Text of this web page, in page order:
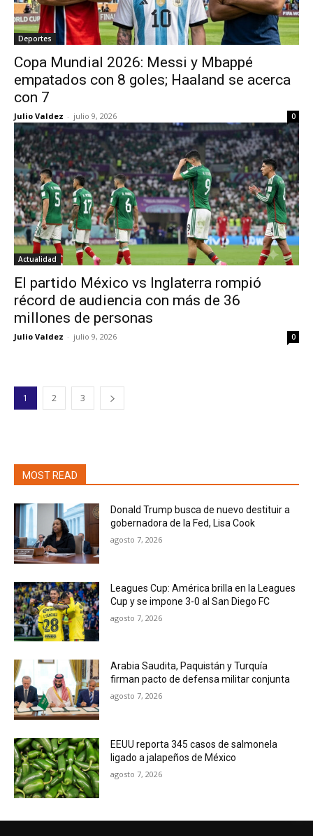
Deportes
Copa Mundial 2026: Messi y Mbappé
empatados con 8 goles; Haaland se acerca
con 7
Julio Valdez - julio 9, 2026 0
Actualidad
El partido México vs Inglaterra rompió
récord de audiencia con más de 36
millones de personas
Julio Valdez - julio 9, 2026 0
1 2 3
MOST READ
Donald Trump busca de nuevo destituir a
gobernadora de la Fed, Lisa Cook
agosto 7, 2026
Leagues Cup: América brilla en la Leagues
Cup y se impone 3-0 al San Diego FC
agosto 7, 2026
Arabia Saudita, Paquistán y Turquía
firman pacto de defensa militar conjunta
agosto 7, 2026
EEUU reporta 345 casos de salmonela
ligado a jalapeños de México
agosto 7, 2026